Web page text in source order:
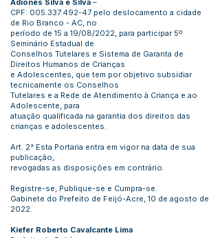
Adiones Silva e Silva –
CPF: 005.337.492-47 pelo deslocamento a cidade
de Rio Branco - AC, no
período de 15 a 19/08/2022, para participar 5º
Seminário Estadual de
Conselhos Tutelares e Sistema de Garanta de
Direitos Humanos de Crianças
e Adolescentes, que tem por objetivo subsidiar
tecnicamente os Conselhos
Tutelares e a Rede de Atendimento à Criança e ao
Adolescente, para
atuação qualificada na garantia dos direitos das
crianças e adolescentes.
Art. 2° Esta Portaria entra em vigor na data de sua
publicação,
revogadas as disposições em contrário.
Registre-se, Publique-se e Cumpra-se.
Gabinete do Prefeito de Feijó-Acre, 10 de agosto de
2022.
Kiefer Roberto Cavalcante Lima